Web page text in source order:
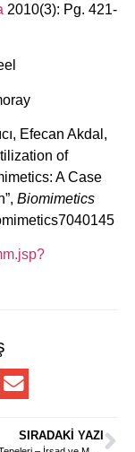
2010(3): Pg. 421-
Efecan Akdal,
of
A Case
Biomimetics
SIRADAKI YAZI